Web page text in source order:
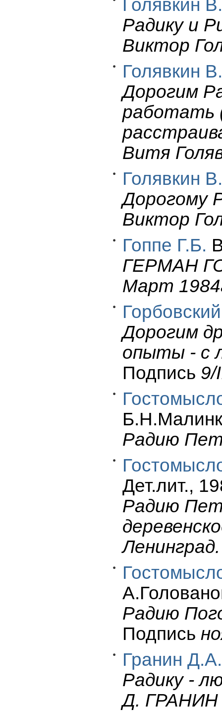
Голявкин
Радику и
Виктор
Голявкин
Дорогим
работать
Витя
Голявкин
Дорогому
Виктор
Гоппе Г.Б.
ГЕРМАН
Март
Дорогим
опыты - с
Подпись 9/
Радию
Дет.лит.,
Радию
Радию
Подпись
Гранин Д.А.
Радику -
Д. ГРАНИН